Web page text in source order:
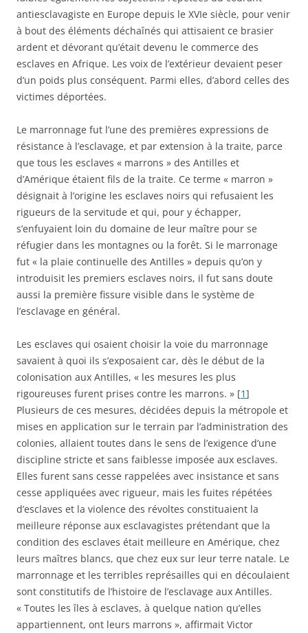
antiesclavagiste en Europe depuis le XVIe siècle, pour venir
à bout des éléments déchaînés qui attisaient ce brasier
ardent et dévorant qu’était devenu le commerce des
esclaves en Afrique. Les voix de l’extérieur devaient peser
d’un poids plus conséquent. Parmi elles, d’abord celles des
victimes déportées.
Le marronnage fut l’une des premières expressions de
résistance à l’esclavage, et par extension à la traite, parce
que tous les esclaves « marrons » des Antilles et
d’Amérique étaient fils de la traite. Ce terme « marron »
désignait à l’origine les esclaves noirs qui refusaient les
rigueurs de la servitude et qui, pour y échapper,
s’enfuyaient loin du domaine de leur maître pour se
réfugier dans les montagnes ou la forêt. Si le marronage
fut « la plaie continuelle des Antilles » depuis qu’on y
introduisit les premiers esclaves noirs, il fut sans doute
aussi la première fissure visible dans le système de
l’esclavage en général.
Les esclaves qui osaient choisir la voie du marronnage
savaient à quoi ils s’exposaient car, dès le début de la
colonisation aux Antilles, « les mesures les plus
rigoureuses furent prises contre les marrons. » [1]
Plusieurs de ces mesures, décidées depuis la métropole et
mises en application sur le terrain par l’administration des
colonies, allaient toutes dans le sens de l’exigence d’une
discipline stricte et sans faiblesse imposée aux esclaves.
Elles furent sans cesse rappelées avec insistance et sans
cesse appliquées avec rigueur, mais les fuites répétées
d’esclaves et la violence des révoltes constituaient la
meilleure réponse aux esclavagistes prétendant que la
condition des esclaves était meilleure en Amérique, chez
leurs maîtres blancs, que chez eux sur leur terre natale. Le
marronnage et les terribles représailles qui en découlaient
sont constitutifs de l’histoire de l’esclavage aux Antilles.
« Toutes les îles à esclaves, à quelque nation qu’elles
appartiennent, ont leurs marrons », affirmait Victor